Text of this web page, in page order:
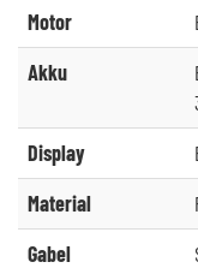
Motor
Akku
Display
Material
Gabel